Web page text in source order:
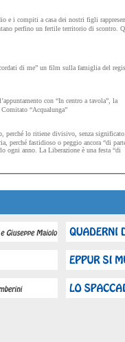
e i compiti a casa dei nostri figli
un film sulla famiglia del regista
con “In centro a tavola”, la
tavolata lungo via Zanardelli, organizzata a Gardone VT dal Comitato “Acqualunga”
perché lo ritiene divisivo, senza
perché fastidioso o peggio ancora “di
ogni anno. La Liberazione è una festa “di